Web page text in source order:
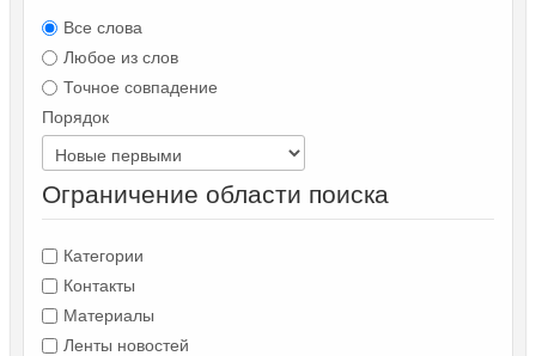
Все слова
Любое из слов
Точное совпадение
Порядок
Ограничение области поиска
Категории
Контакты
Материалы
Ленты новостей